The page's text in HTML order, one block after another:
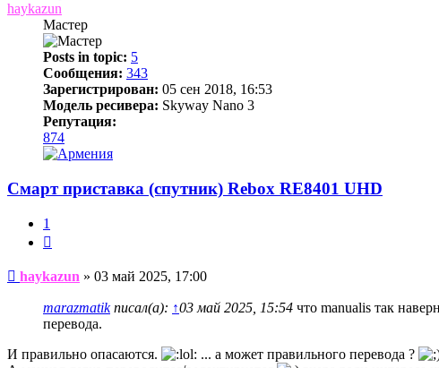
haykazun
Мастер
Posts in topic: 5
Сообщения: 343
Зарегистрирован: 05 сен 2018, 16:53
Модель ресивера: Skyway Nano 3
Репутация:
874
Смарт приставка (спутник) Rebox RE8401 UHD
1
Сообщение
haykazun » 03 май 2025, 17:00
marazmatikписал(а): ↑03 май 2025, 15:54 что manualis так
перевода.
И правильно опасаются.
... а может правильного перевода ?